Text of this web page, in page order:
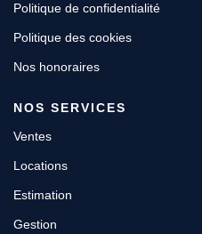
Politique de confidentialité
Politique des cookies
Nos honoraires
NOS SERVICES
Ventes
Locations
Estimation
Gestion